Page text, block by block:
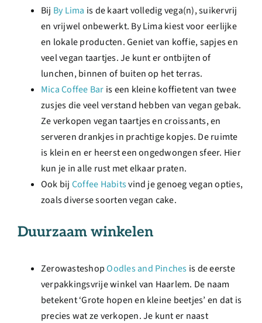
Bij By Lima is de kaart volledig vega(n), suikervrij
en vrijwel onbewerkt. By Lima kiest voor eerlijke
en lokale producten. Geniet van koffie, sapjes en
veel vegan taartjes. Je kunt er ontbijten of
lunchen, binnen of buiten op het terras.
Mica Coffee Bar is een kleine koffietent van twee
zusjes die veel verstand hebben van vegan gebak.
Ze verkopen vegan taartjes en croissants, en
serveren drankjes in prachtige kopjes. De ruimte
is klein en er heerst een ongedwongen sfeer. Hier
kun je in alle rust met elkaar praten.
Ook bij Coffee Habitsvind je genoeg vegan opties,
zoals diverse soorten vegan cake.
Duurzaam winkelen
ZerowasteshopOodles and Pinches is de eerste
verpakkingsvrije winkel van Haarlem. De naam
betekent ‘Grote hopen en kleine beetjes’ en dat is
precies wat ze verkopen. Je kunt er naast